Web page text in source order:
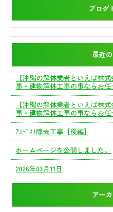
ブログ
最近
【沖縄の解体業者といえば株
事・建物解体工事の事ならお任
【沖縄の解体業者といえば株
事・建物解体工事の事ならお任
ｱｽﾍﾞｽﾄ除去工事【後編】
ホームページを公開しました。
2026年03月11日
アー